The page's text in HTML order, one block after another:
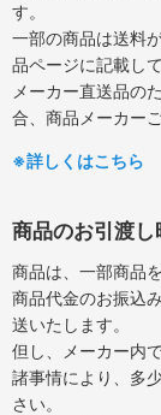
す。
一部の商品は送料
品ページに記載し
メーカー直送品の
合、商品メーカー
※詳しくはこちら
商品のお引渡し
商品は、一部商品
商品代金のお振込
送いたします。
但し、メーカー内
諸事情により、多
さい。